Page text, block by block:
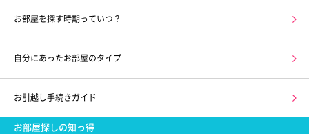
お部屋を探す時期っていつ？
自分にあったお部屋のタイプ
お引越し手続きガイド
お部屋探しの知っ得